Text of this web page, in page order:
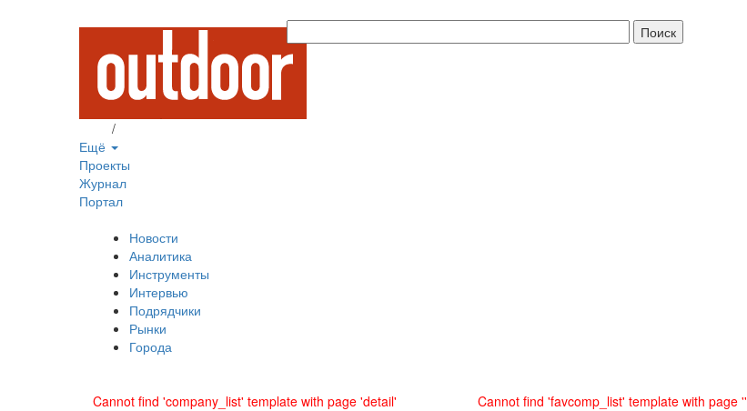
/
Ещё
Проекты
Журнал
Портал
Новости
Аналитика
Инструменты
Интервью
Подрядчики
Рынки
Города
Cannot find 'company_list' template with page 'detail'
Cannot find 'favcomp_list' template with page ''